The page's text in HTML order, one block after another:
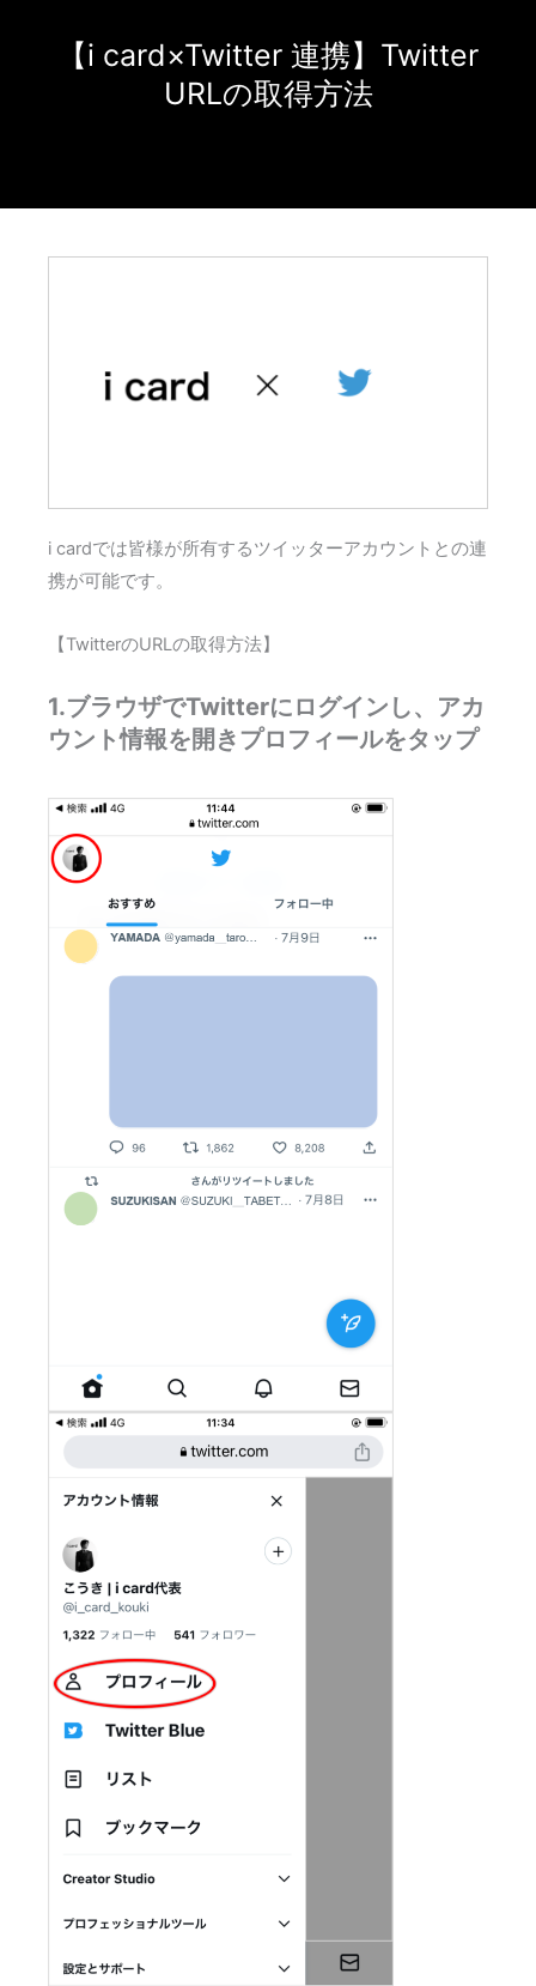
【i card×Twitter 連携】Twitter
URLの取得方法
i cardでは皆様が所有するツイッターアカウントとの連
携が可能です。
【TwitterのURLの取得方法】
1.ブラウザでTwitterにログインし、アカ
ウント情報を開きプロフィールをタップ